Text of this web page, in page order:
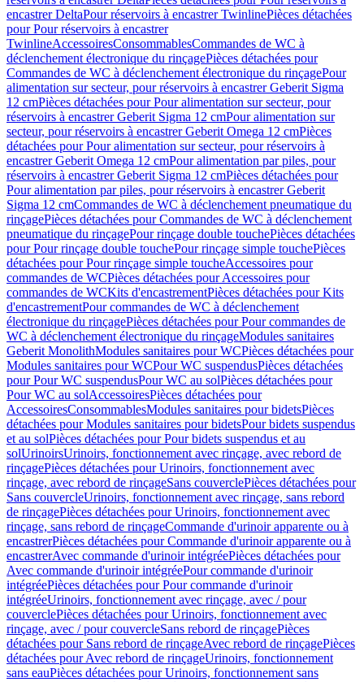
encastrer DeltaPour réservoirs à encastrer TwinlinePièces détachées
pour Pour réservoirs à encastrer
TwinlineAccessoiresConsommablesCommandes de WC à
déclenchement électronique du rinçagePièces détachées pour
Commandes de WC à déclenchement électronique du rinçagePour
alimentation sur secteur, pour réservoirs à encastrer Geberit Sigma
12 cmPièces détachées pour Pour alimentation sur secteur, pour
réservoirs à encastrer Geberit Sigma 12 cmPour alimentation sur
secteur, pour réservoirs à encastrer Geberit Omega 12 cmPièces
détachées pour Pour alimentation sur secteur, pour réservoirs à
encastrer Geberit Omega 12 cmPour alimentation par piles, pour
réservoirs à encastrer Geberit Sigma 12 cmPièces détachées pour
Pour alimentation par piles, pour réservoirs à encastrer Geberit
Sigma 12 cmCommandes de WC à déclenchement pneumatique du
rinçagePièces détachées pour Commandes de WC à déclenchement
pneumatique du rinçagePour rinçage double touchePièces détachées
pour Pour rinçage double touchePour rinçage simple touchePièces
détachées pour Pour rinçage simple toucheAccessoires pour
commandes de WCPièces détachées pour Accessoires pour
commandes de WCKits d'encastrementPièces détachées pour Kits
d'encastrementPour commandes de WC à déclenchement
électronique du rinçagePièces détachées pour Pour commandes de
WC à déclenchement électronique du rinçageModules sanitaires
Geberit MonolithModules sanitaires pour WCPièces détachées pour
Modules sanitaires pour WCPour WC suspendusPièces détachées
pour Pour WC suspendusPour WC au solPièces détachées pour
Pour WC au solAccessoiresPièces détachées pour
AccessoiresConsommablesModules sanitaires pour bidetsPièces
détachées pour Modules sanitaires pour bidetsPour bidets suspendus
et au solPièces détachées pour Pour bidets suspendus et au
solUrinoirsUrinoirs, fonctionnement avec rinçage, avec rebord de
rinçagePièces détachées pour Urinoirs, fonctionnement avec
rinçage, avec rebord de rinçageSans couverclePièces détachées pour
Sans couvercleUrinoirs, fonctionnement avec rinçage, sans rebord
de rinçagePièces détachées pour Urinoirs, fonctionnement avec
rinçage, sans rebord de rinçageCommande d'urinoir apparente ou à
encastrerPièces détachées pour Commande d'urinoir apparente ou à
encastrerAvec commande d'urinoir intégréePièces détachées pour
Avec commande d'urinoir intégréePour commande d'urinoir
intégréePièces détachées pour Pour commande d'urinoir
intégréeUrinoirs, fonctionnement avec rinçage, avec / pour
couverclePièces détachées pour Urinoirs, fonctionnement avec
rinçage, avec / pour couvercleSans rebord de rinçagePièces
détachées pour Sans rebord de rinçageAvec rebord de rinçagePièces
détachées pour Avec rebord de rinçageUrinoirs, fonctionnement
sans eauPièces détachées pour Urinoirs, fonctionnement sans